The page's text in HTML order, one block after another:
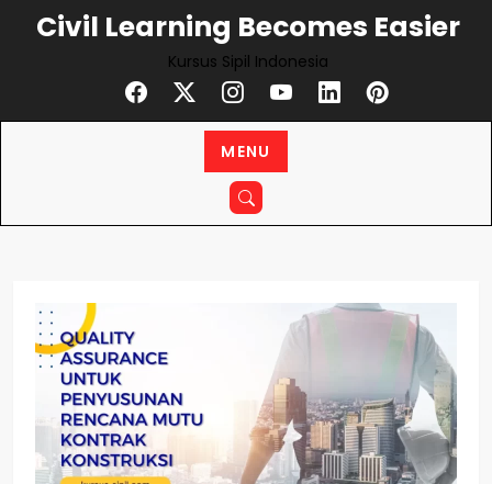
Civil Learning Becomes Easier
Kursus Sipil Indonesia
MENU